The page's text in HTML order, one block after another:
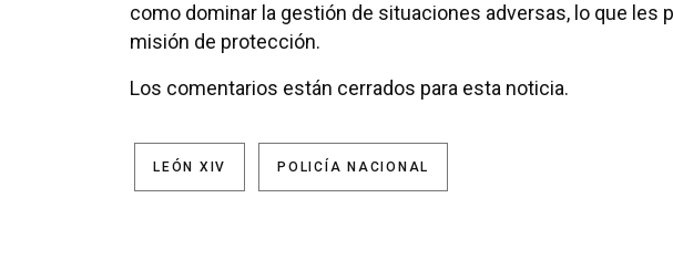
como dominar la gestión de situaciones adversas, lo que les
misión de protección.
Los comentarios están cerrados para esta noticia.
LEÓN XIV POLICÍA NACIONAL